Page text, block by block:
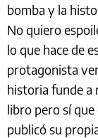
bomba y la
No quiero
lo que hace de
protagonista
historia funde a
libro pero sí que
publicó su